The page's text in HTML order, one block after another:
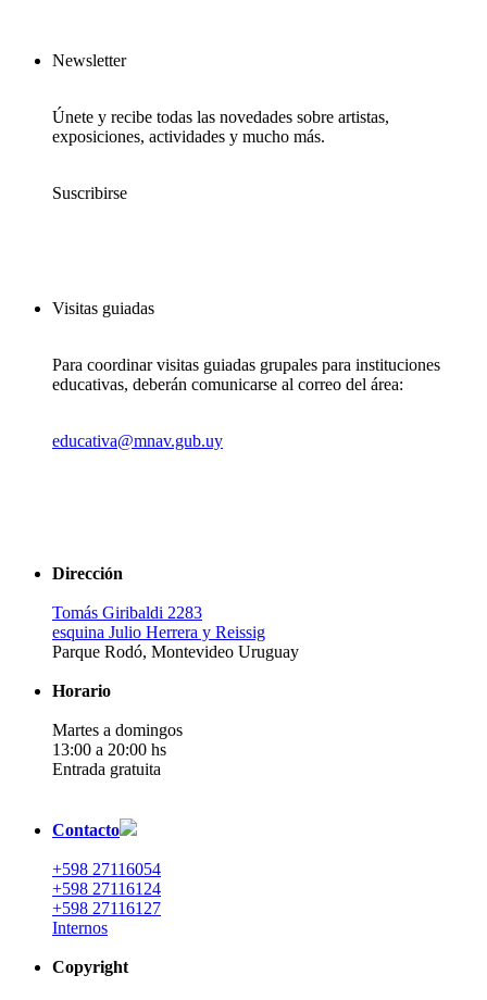
Newsletter
Únete y recibe todas las novedades sobre artistas,
exposiciones, actividades y mucho más.
Suscribirse
Visitas guiadas
Para coordinar visitas guiadas grupales para instituciones
educativas, deberán comunicarse al correo del área:
educativa@mnav.gub.uy
Dirección
Tomás Giribaldi 2283
esquina Julio Herrera y Reissig
Parque Rodó, Montevideo Uruguay
Horario
Martes a domingos
13:00 a 20:00 hs
Entrada gratuita
Contacto
+598 27116054
+598 27116124
+598 27116127
Internos
Copyright